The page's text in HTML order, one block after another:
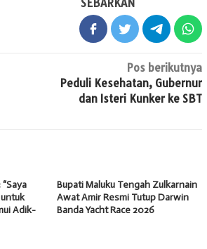
SEBARKAN
Pos berikutnya
Peduli Kesehatan, Gubernur
dan Isteri Kunker ke SBT
Adik-
Bupati Maluku Tengah Zulkarnain
Awat Amir Resmi Tutup Darwin
Banda Yacht Race 2026